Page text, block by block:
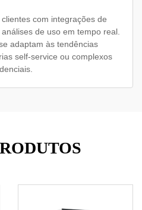
com integrações de
de uso em tempo real.
adaptam às tendências
self-service ou complexos